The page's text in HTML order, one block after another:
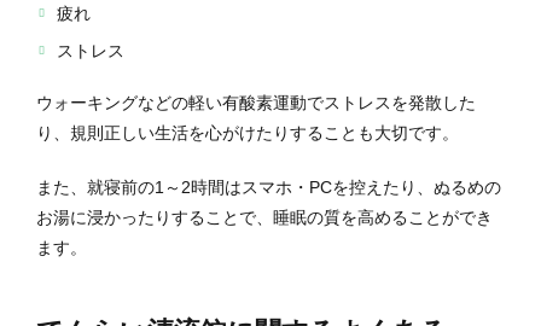
疲れ
ストレス
ウォーキングなどの軽い有酸素運動でストレスを発散した
り、規則正しい生活を心がけたりすることも大切です。
また、就寝前の1～2時間はスマホ・PCを控えたり、ぬるめの
お湯に浸かったりすることで、睡眠の質を高めることができ
ます。